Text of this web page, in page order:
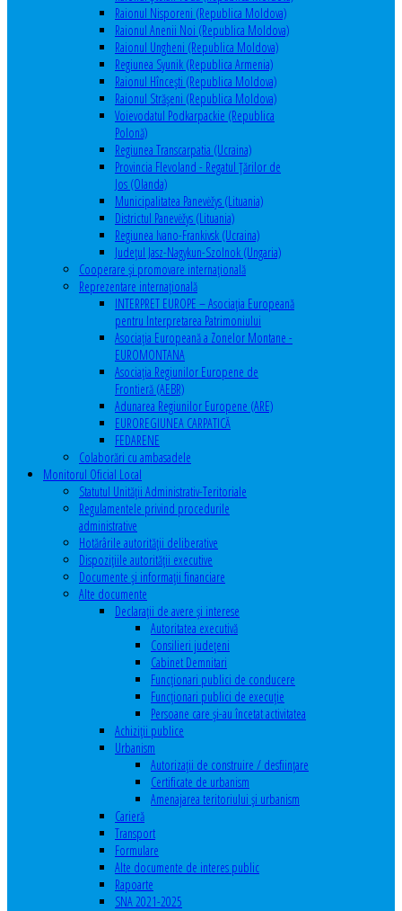
Raionul Nisporeni (Republica Moldova)
Raionul Anenii Noi (Republica Moldova)
Raionul Ungheni (Republica Moldova)
Regiunea Syunik (Republica Armenia)
Raionul Hîncești (Republica Moldova)
Raionul Străşeni (Republica Moldova)
Voievodatul Podkarpackie (Republica
Polonă)
Regiunea Transcarpatia (Ucraina)
Provincia Flevoland - Regatul Ţărilor de
Jos (Olanda)
Municipalitatea Panevėžys (Lituania)
Districtul Panevėžys (Lituania)
Regiunea Ivano-Frankivsk (Ucraina)
Judeţul Jasz-Nagykun-Szolnok (Ungaria)
Cooperare şi promovare internaţională
Reprezentare internaţională
INTERPRET EUROPE – Asociația Europeană
pentru Interpretarea Patrimoniului
Asociația Europeană a Zonelor Montane -
EUROMONTANA
Asociația Regiunilor Europene de
Frontieră (AEBR)
Adunarea Regiunilor Europene (ARE)
EUROREGIUNEA CARPATICĂ
FEDARENE
Colaborări cu ambasadele
Monitorul Oficial Local
Statutul Unităţii Administrativ-Teritoriale
Regulamentele privind procedurile
administrative
Hotărârile autorităţii deliberative
Dispoziţiile autorităţii executive
Documente şi informaţii financiare
Alte documente
Declaraţii de avere şi interese
Autoritatea executivă
Consilieri judeţeni
Cabinet Demnitari
Funcţionari publici de conducere
Funcționari publici de execuție
Persoane care şi-au încetat activitatea
Achiziţii publice
Urbanism
Autorizații de construire / desființare
Certificate de urbanism
Amenajarea teritoriului şi urbanism
Carieră
Transport
Formulare
Alte documente de interes public
Rapoarte
SNA 2021-2025